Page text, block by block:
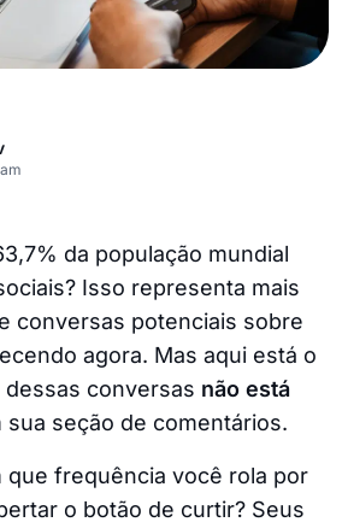
da população mundial
Isso representa mais
conversas potenciais sobre
agora. Mas aqui está o
dessas conversas não está
seção de comentários.
que frequência você rola por
o botão de curtir? Seus